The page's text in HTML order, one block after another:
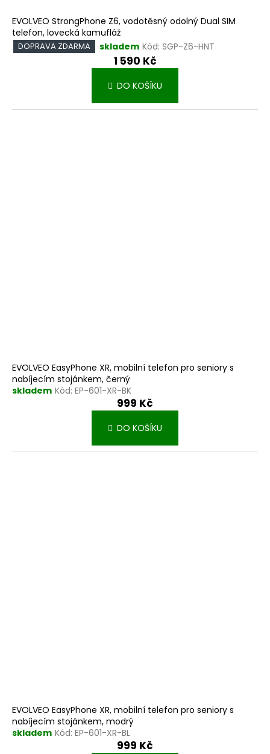
EVOLVEO StrongPhone Z6, vodotěsný odolný Dual SIM
telefon, lovecká kamufláž
DOPRAVA ZDARMA skladem Kód: SGP-Z6-HNT
1 590 Kč
DO KOŠÍKU
EVOLVEO EasyPhone XR, mobilní telefon pro seniory s
nabíjecím stojánkem, černý
skladem Kód: EP-601-XR-BK
999 Kč
DO KOŠÍKU
EVOLVEO EasyPhone XR, mobilní telefon pro seniory s
nabíjecím stojánkem, modrý
skladem Kód: EP-601-XR-BL
999 Kč